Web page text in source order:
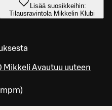
Lisää suosikkeihin:
Tilausravintola Mikkelin Klubi
Mikkeli Avautuu uuteen
)